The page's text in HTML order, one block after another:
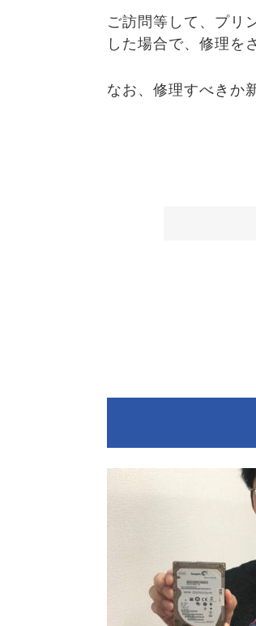
ご訪問等して、プリ
した場合で、修理を
なお、修理すべきか